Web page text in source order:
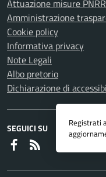
Registrati
Attuazione misure PNRR
Amministrazione
Cookie policy
Informativa privacy
Note Legali
Albo pretorio
Dichiarazione di
SEGUICI SU
Faceboook